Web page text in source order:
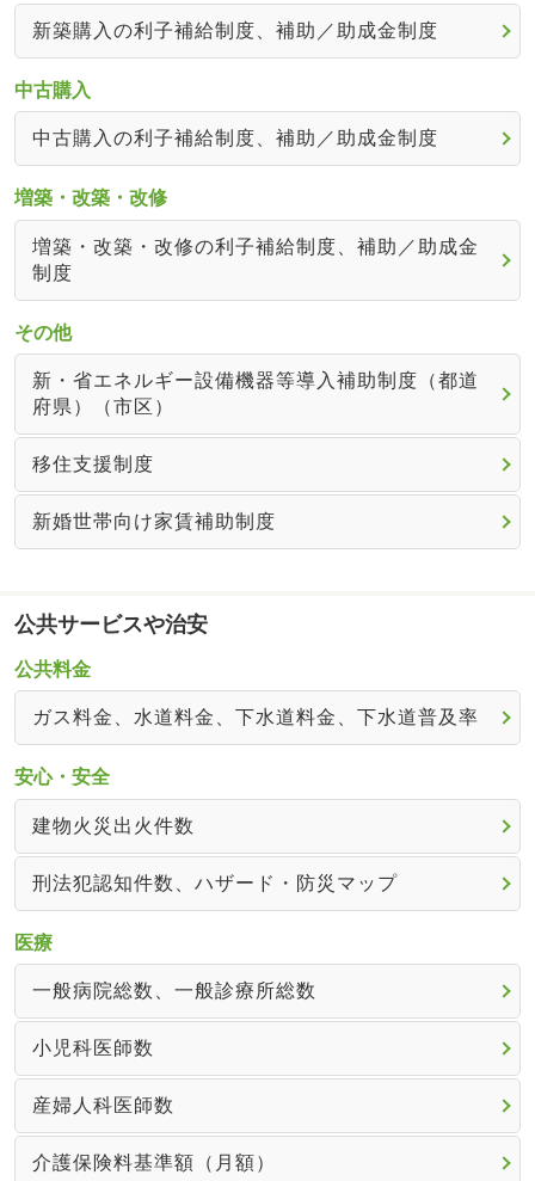
新築購入の利子補給制度、補助／助成金制度
中古購入
中古購入の利子補給制度、補助／助成金制度
増築・改築・改修
増築・改築・改修の利子補給制度、補助／助成金
制度
その他
新・省エネルギー設備機器等導入補助制度（都道
府県）（市区）
移住支援制度
新婚世帯向け家賃補助制度
公共サービスや治安
公共料金
ガス料金、水道料金、下水道料金、下水道普及率
安心・安全
建物火災出火件数
刑法犯認知件数、ハザード・防災マップ
医療
一般病院総数、一般診療所総数
小児科医師数
産婦人科医師数
介護保険料基準額（月額）